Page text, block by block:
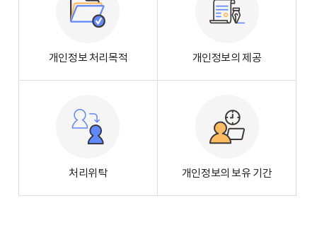
개인정보 처리목적 개인정보의 제공
처리위탁 개인정보의 보유 기간